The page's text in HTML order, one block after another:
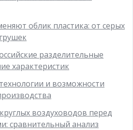
облик пластика: от серых
разделительные
характеристик
и возможности
воздуховодов перед
сравнительный анализ